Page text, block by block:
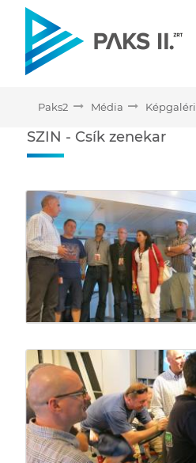
Paks2 Média
SZIN - Csík
SZIN - Csík zenekar
Médiatár